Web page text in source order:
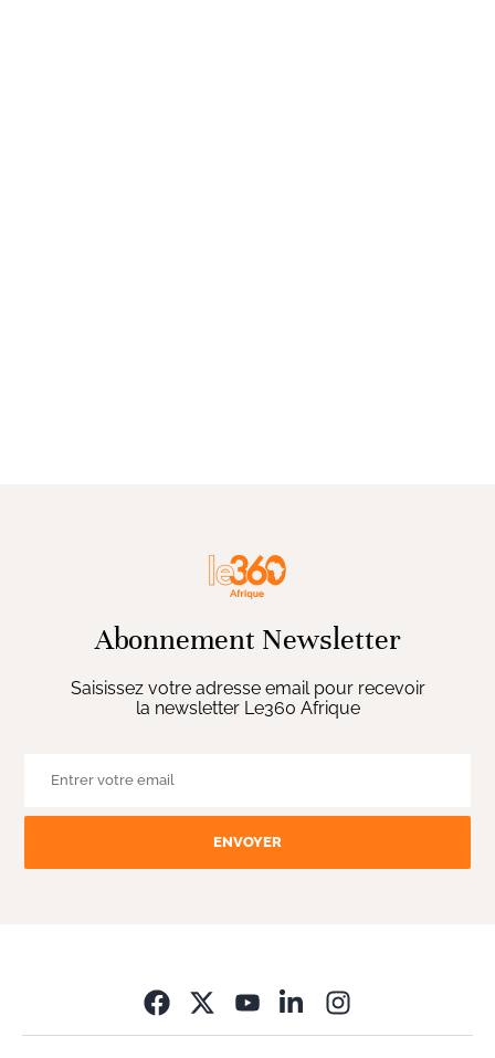
Abonnement Newsletter
Saisissez votre adresse email pour recevoir
la newsletter Le360 Afrique
ENVOYER